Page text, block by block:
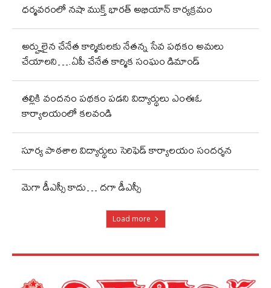
ధర్మవరంలో నషా ముక్త్ భారత్ అభియాన్ కార్యక్రమం
అర్హులైన చేనేత కార్మికులకు నేతన్న సేవ పథకం అమలు
చేయాలని….ఏపీ చేనేత కార్మిక సంఘం డిమాండ్
తల్లికి వందనం పథకం పడని విద్యార్థులు ఎంఈఓ
కార్యాలయంలో కలవండి
సూర్య పాఠశాల విద్యార్థులు సెరిఫెడ్ కార్యాలయం సందర్శన
మెగా డీఎస్సీ కాదు… దగా డీఎస్సీ
Load more